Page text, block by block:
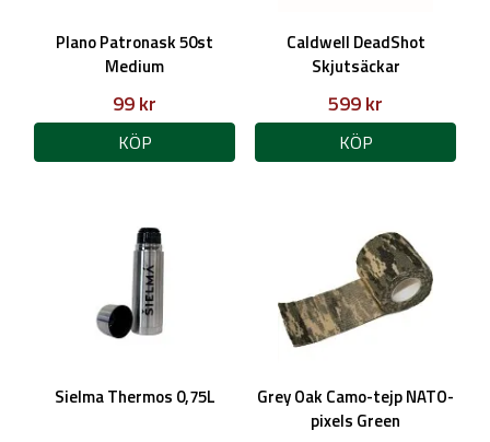
Plano Patronask 50st
Medium
99 kr
KÖP
Caldwell DeadShot
Skjutsäckar
599 kr
KÖP
Sielma Thermos 0,75L
Grey Oak Camo-tejp NATO-
pixels Green